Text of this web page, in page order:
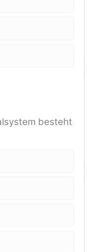
besteht